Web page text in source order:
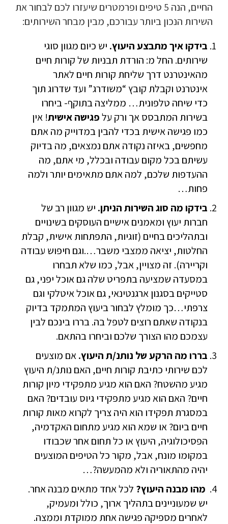
החיים, הנה 5 טיפים ופרמטרים שיעזרו לכם לבחור את
השירות הנכון ביותר עבורכם, מבין מבחר השירותים:
בידקו איך מתבצע היעוץ. יש כיום מגוון סוגי
שירותים. החל מ: הורדת תבניות של קורות חיים
מהאינטרנט דרך שליחת קורות חיים לאתר
אינטרנט וקבלת קובץ “משודרג” ועד שדרוג תוך
כדי שיחה טלפונית… ממליצה בתוקף- ביחרו
בשירות המתבסס אך ורק עלפגישה אישית! אין
כמו פגישה אישית בכדי להבין במדוייק מה אתם
מחפשים, באיזה נקודה אתם נמצאים, מה בדיוק
עשיתם בכל מקום עבודה ובכלל, מי אתם, מה
ההעדפות שלכם, למה אתם מתאימים יותר ולמה
פחות…
בידקו מה סוג השירות הניתן. יש מגוון רב של
חברות יעוץ ומאמנים אישיים העוסקים בשינויים
ובתהליכים בחיים (זוגיות, התפתחות אישית, קבלת
החלטות, יציאה ממצבי משבר….וגם חיפוש עבודה
וקריירה). זה מצויין, אבל, כמו שלא תבחרו
במסעדה שמציעה בתפריט שלה גם אוכל יפני, גם
סטייקים בסגנון ארגנטינאי, גם אוכל איטלקי וגם
צרפתי…כך מומלץ לבחור ביעוץ המתמקד בדיוק
בנקודה שאתם רוצים לטפל בה. בררו בינכם לבין
עצמכם מהו הצורך שלכם וביחרו בהתאם.
בררו מה הרקע של נותנ/ת היעוץ.אם מוצעים
לכם שירותי כתיבת קורות חיים, האם נותנ/ת היעוץ
מגיע מהשטח? האם הוא מגיע מתפקידי מיון קורות
חיים? האם הוא מגיע מתפקידי גיוס עובדים? האם
במסגרת תפקידו הוא היה צריך לקרוא מאות קורות
חיים ביום? או שמא הוא מגיע מתחום האקדמיה,
הפסיכולוגיה, היעוץ או כל תחום אחר שכבודו
במקומו מונח, אבל, מקור כל הטיפים המוצעים
יהיה מהתאוריה ולא מהמעשה?…
מהו מבנה היעוץ? לכל אחד מתאים מבנה אחר.
יש שמעוניינים בתהליך ארוך, כולל ומעמיק,
לאחרים מספיקה פגישה אחת ממוקדת וממצה.